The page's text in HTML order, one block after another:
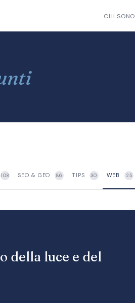
CHI SONO
108 SEO & GEO 86 TIPS 30 WEB 25
della luce e del